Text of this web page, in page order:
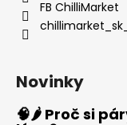
FB ChilliMarket
Novinky
🧠🌶️ Proč si